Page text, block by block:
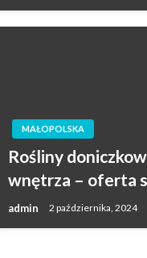
MAŁOPOLSKA
Rośliny
wnętrza – oferta
admin 2 października, 2024